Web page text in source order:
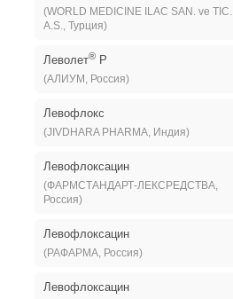
(WORLD MEDICINE ILAC SAN. ve TIC.
A.S., Турция)
Леволет®Р
(АЛИУМ, Россия)
Левофлокс
(JIVDHARA PHARMA, Индия)
Левофлоксацин
(ФАРМСТАНДАРТ-ЛЕКСРЕДСТВА,
Россия)
Левофлоксацин
(РАФАРМА, Россия)
Левофлоксацин